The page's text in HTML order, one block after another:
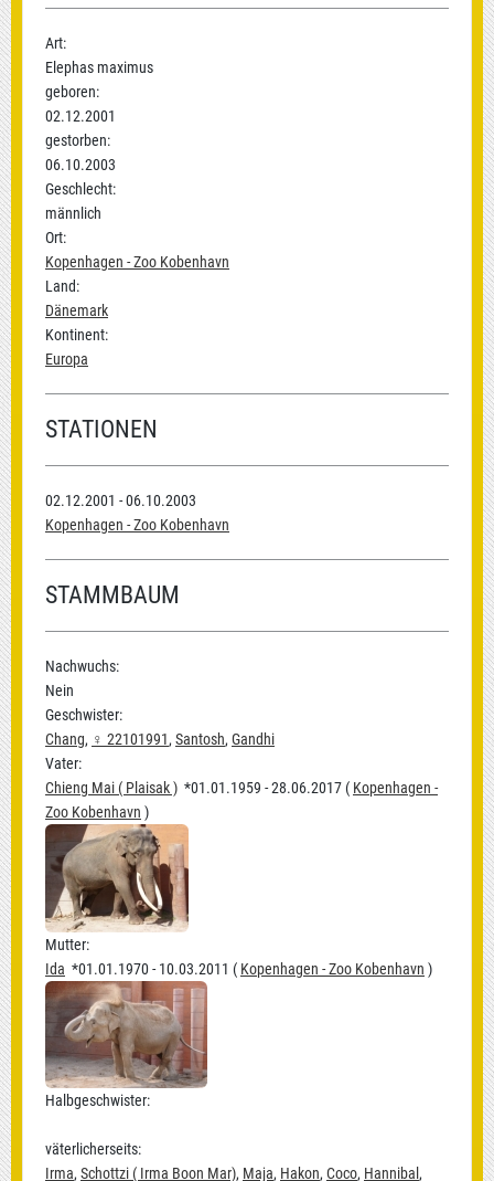
Art:
Elephas maximus
geboren:
02.12.2001
gestorben:
06.10.2003
Geschlecht:
männlich
Ort:
Kopenhagen - Zoo Kobenhavn
Land:
Dänemark
Kontinent:
Europa
STATIONEN
02.12.2001 - 06.10.2003
Kopenhagen - Zoo Kobenhavn
STAMMBAUM
Nachwuchs:
Nein
Geschwister:
Chang, ♀ 22101991, Santosh, Gandhi
Vater:
Chieng Mai ( Plaisak ) *01.01.1959 - 28.06.2017 ( Kopenhagen -
Zoo Kobenhavn )
Mutter:
Ida *01.01.1970 - 10.03.2011 ( Kopenhagen - Zoo Kobenhavn )
Halbgeschwister:
väterlicherseits:
Irma, Schottzi ( Irma Boon Mar), Maja, Hakon, Coco, Hannibal ,